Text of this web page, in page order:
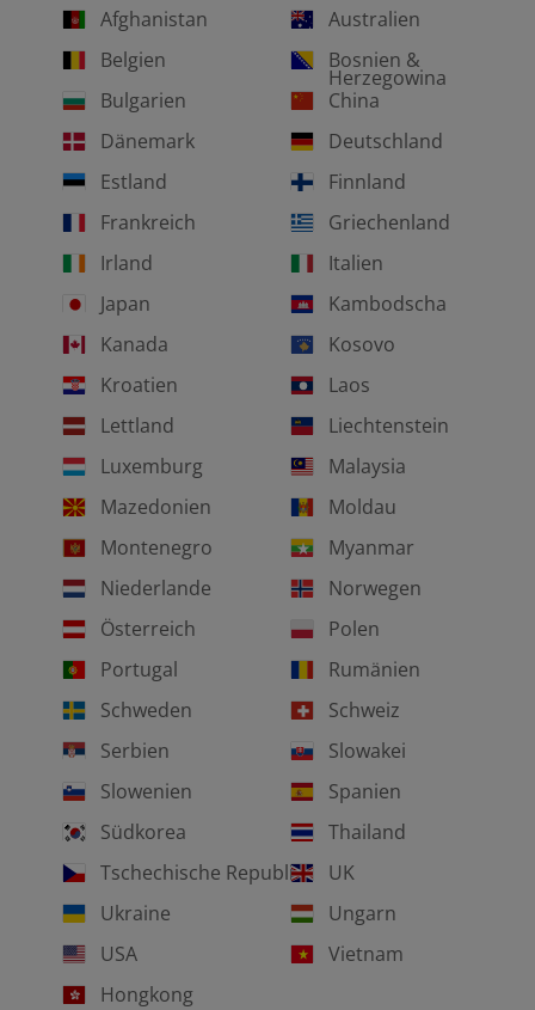
Afghanistan
Australien
Belgien
Bosnien &
Herzegowina
Bulgarien
China
Dänemark
Deutschland
Estland
Finnland
Frankreich
Griechenland
Irland
Italien
Japan
Kambodscha
Kanada
Kosovo
Kroatien
Laos
Lettland
Liechtenstein
Luxemburg
Malaysia
Mazedonien
Moldau
Montenegro
Myanmar
Niederlande
Norwegen
Österreich
Polen
Portugal
Rumänien
Schweden
Schweiz
Serbien
Slowakei
Slowenien
Spanien
Südkorea
Thailand
Tschechische Republik
UK
Ukraine
Ungarn
USA
Vietnam
Hongkong